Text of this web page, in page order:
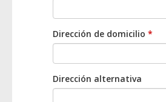
Dirección de domicilio *
Dirección alternativa